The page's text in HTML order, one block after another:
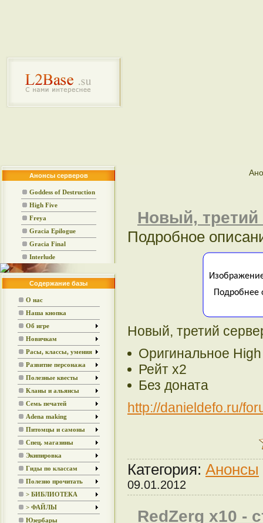
Анонсы серверов
Goddess of Destruction
High Five
Freya
Gracia Epilogue
Gracia Final
Interlude
Содержание базы
О нас
Наша кнопка
Об игре
Новичкам
Расы, классы, умения
Развитие персонажа
Полезные квесты
Кланы и альянсы
Семь печатей
Adena making
Питомцы и самоны
Спец. магазины
Экипировка
Гиды по классам
Полезно прочитать
> БИБЛИОТЕКА
> ФАЙЛЫ
Юзербары
Новый, третий
Подробное
Новый, третий
Оригинальное
Рейт х2
Без доната
http://danieldefo.ru/
Категория: Анонсы
09.01.2012
RedZerg x10 -